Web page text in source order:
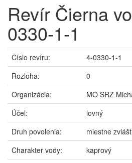
Revír Čierna
0330-1-1
Číslo revíru:
4-0330-1-1
Rozloha:
0
Organizácia:
MO SRZ
Účel:
lovný
Druh povolenia:
miestne
Charakter vody:
kaprový